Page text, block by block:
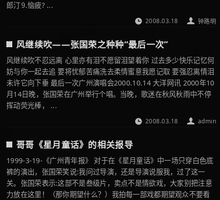
郎汀⒐恼疲? ...
钟路明
2008.03.18
风继续吹——张国荣之种种“最后一次”
风继续吹不忍远离 心里亦有泪不愿留泪望着你 过去多少快乐记忆何
妨与你一起去追 要将忧郁苦痛洗去柔情蜜意我愿记取 要强忍离情泪
未许它向下垂 最后一次广州演唱会2000.10.14 大洋网讯 2000年10
月14日晚，张国荣在广州举行个唱。当晚，歌迷在秋风秋雨中不停
挥动荧光棒， ...
admin
2008.03.18
哥哥《星月童话》的相关报导
1999-3-19-《广州青年报》 对于在《星月童话》中一场只穿白色底
裤的演出，张国荣笑说:我问过导演，还是导演说服我，过了这一
关。张国荣表示:这部不是叁级片，卖点不是情欲戏，大家别把注意
力放在这里！（那你期望什么？）我拍每一部戏都期望观众不要看